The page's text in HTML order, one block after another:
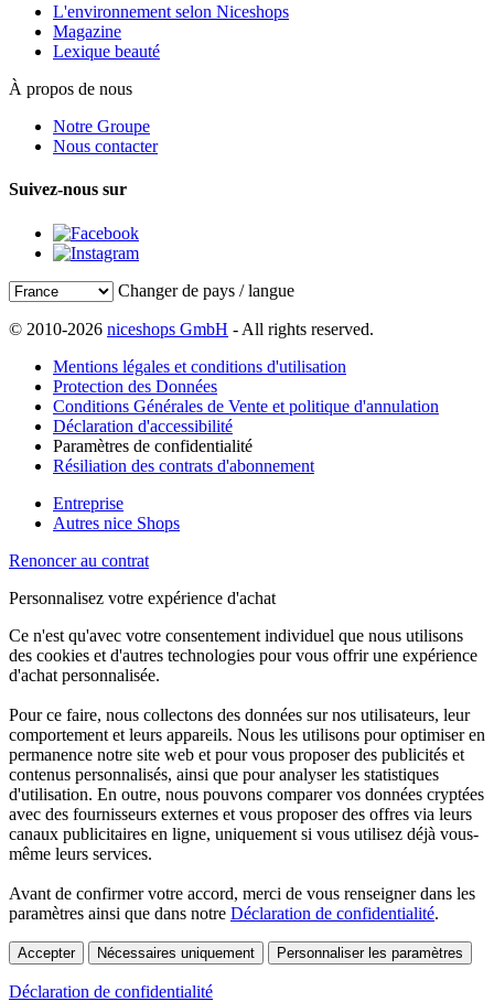
L'environnement selon Niceshops
Magazine
Lexique beauté
À propos de nous
Notre Groupe
Nous contacter
Suivez-nous sur
Changer de pays / langue
© 2010-2026 niceshops GmbH - All rights reserved.
Mentions légales et conditions d'utilisation
Protection des Données
Conditions Générales de Vente et politique d'annulation
Déclaration d'accessibilité
Paramètres de confidentialité
Résiliation des contrats d'abonnement
Entreprise
Autres nice Shops
Renoncer au contrat
Personnalisez votre expérience d'achat
Ce n'est qu'avec votre consentement individuel que nous utilisons
des cookies et d'autres technologies pour vous offrir une expérience
d'achat personnalisée.
Pour ce faire, nous collectons des données sur nos utilisateurs, leur
comportement et leurs appareils. Nous les utilisons pour optimiser en
permanence notre site web et pour vous proposer des publicités et
contenus personnalisés, ainsi que pour analyser les statistiques
d'utilisation. En outre, nous pouvons comparer vos données cryptées
avec des fournisseurs externes et vous proposer des offres via leurs
canaux publicitaires en ligne, uniquement si vous utilisez déjà vous-
même leurs services.
Avant de confirmer votre accord, merci de vous renseigner dans les
paramètres ainsi que dans notre Déclaration de confidentialité.
Accepter Nécessaires uniquement Personnaliser les paramètres
Déclaration de confidentialité